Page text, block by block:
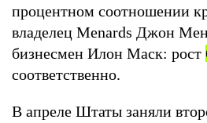
процентном соотношении
владелец Menards Джон
бизнесмен Илон Маск: рост
соответственно.
В апреле Штаты заняли